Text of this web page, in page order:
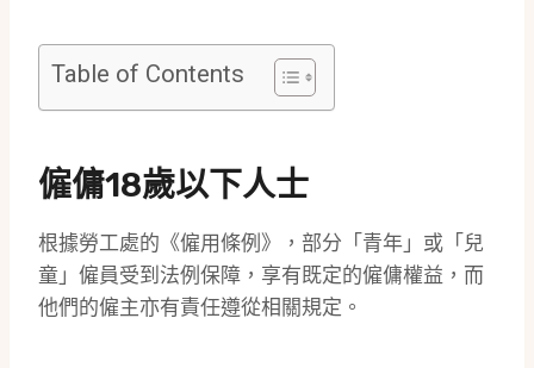
Table of Contents
僱傭18歲以下人士
根據勞工處的《僱用條例》，部分「青年」或「兒
童」僱員受到法例保障，享有既定的僱傭權益，而
他們的僱主亦有責任遵從相關規定。